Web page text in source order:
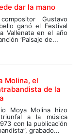
dar la mano
Gustavo
ganó el Festival
Vallenata en el año
‘Paisaje de...
Molina, el
de la
Moya Molina hizo
a la música
con la publicación
grabado...